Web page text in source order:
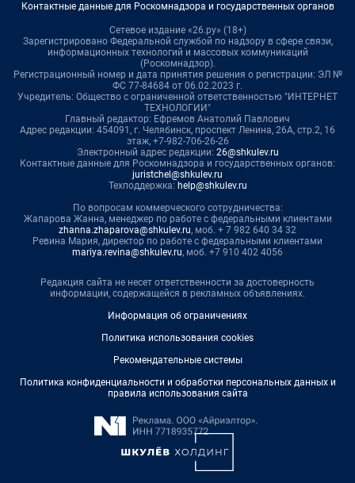
Контактные данные для Роскомнадзора и государственных органов
Сетевое издание «26.ру» (18+)
Зарегистрировано Федеральной службой по надзору в сфере связи,
информационных технологий и массовых коммуникаций
(Роскомнадзор).
Регистрационный номер и дата принятия решения о регистрации: ЭЛ №
ФС 77-84684 от 06.02.2023 г.
Учредитель: Общество с ограниченной ответственностью "ИНТЕРНЕТ
ТЕХНОЛОГИИ"
Главный редактор: Ефремов Анатолий Павлович
Адрес редакции: 454091, г. Челябинск, проспект Ленина, 26А, стр.2, 16
этаж, +7-982-706-26-26
Электронный адрес редакции: 26@shkulev.ru
Контактные данные для Роскомнадзора и государственных органов:
juristchel@shkulev.ru
Техподдержка: help@shkulev.ru
По вопросам коммерческого сотрудничества:
Жапарова Жанна, менеджер по работе с федеральными клиентами
zhanna.zhaparova@shkulev.ru, моб. + 7 982 640 34 32
Ревина Мария, директор по работе с федеральными клиентами
mariya.revina@shkulev.ru, моб. +7 910 402 4056
Редакция сайта не несет ответственности за достоверность
информации, содержащейся в рекламных объявлениях.
Информация об ограничениях
Политика использования cookies
Рекомендательные системы
Политика конфиденциальности и обработки персональных данных и
правила использования сайта